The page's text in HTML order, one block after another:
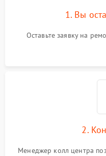
1. Вы
Оставьте заявку на
2.
Менеджер колл центра